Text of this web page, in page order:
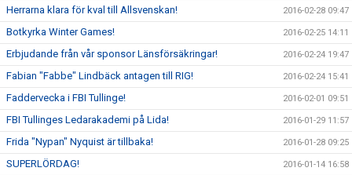
Herrarna klara för kval till Allsvenskan! 2016-02-28 09:47
Botkyrka Winter Games! 2016-02-25 14:11
Erbjudande från vår sponsor Länsförsäkringar! 2016-02-24 19:47
Fabian "Fabbe" Lindbäck antagen till RIG! 2016-02-24 15:41
Faddervecka i FBI Tullinge! 2016-02-01 09:51
FBI Tullinges Ledarakademi på Lida! 2016-01-29 11:57
Frida "Nypan" Nyquist är tillbaka! 2016-01-28 09:25
SUPERLÖRDAG! 2016-01-14 16:58